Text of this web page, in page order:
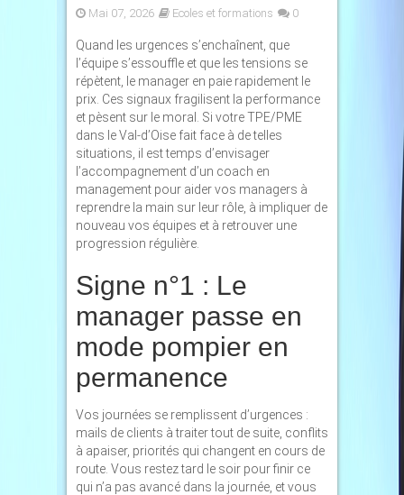
Mai 07, 2026 Ecoles et formations 0
Quand les urgences s’enchaînent, que
l’équipe s’essouffle et que les tensions se
répètent, le manager en paie rapidement le
prix. Ces signaux fragilisent la performance
et pèsent sur le moral. Si votre TPE/PME
dans le Val-d’Oise fait face à de telles
situations, il est temps d’envisager
l’accompagnement d’un coach en
management pour aider vos managers à
reprendre la main sur leur rôle, à impliquer de
nouveau vos équipes et à retrouver une
progression régulière.
Signe n°1 : Le
manager passe en
mode pompier en
permanence
Vos journées se remplissent d’urgences :
mails de clients à traiter tout de suite, conflits
à apaiser, priorités qui changent en cours de
route. Vous restez tard le soir pour finir ce
qui n’a pas avancé dans la journée, et vous